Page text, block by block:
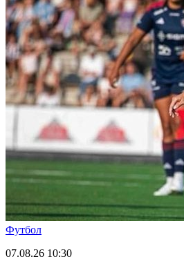
Футбол
07.08.26 10:30